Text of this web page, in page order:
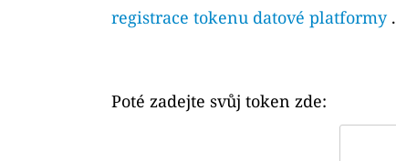
registrace tokenu datové platformy.
Poté zadejte svůj token zde: